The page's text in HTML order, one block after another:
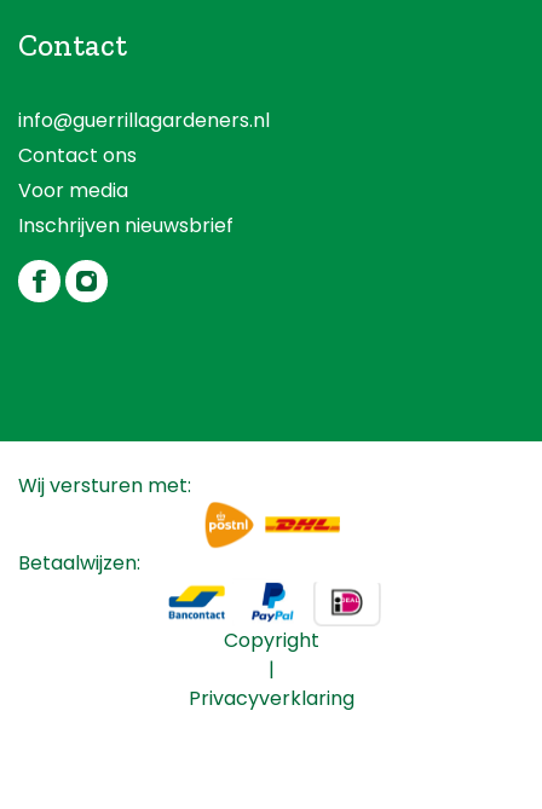
Contact
info@guerrillagardeners.nl
Contact ons
Voor media
Inschrijven nieuwsbrief
Wij versturen met:
Betaalwijzen:
Copyright
|
Privacyverklaring